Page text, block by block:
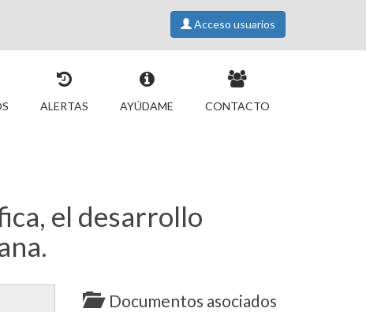
Acceso usuarios
ALERTAS AYÚDAME CONTACTO
el desarrollo
Documentos asociados